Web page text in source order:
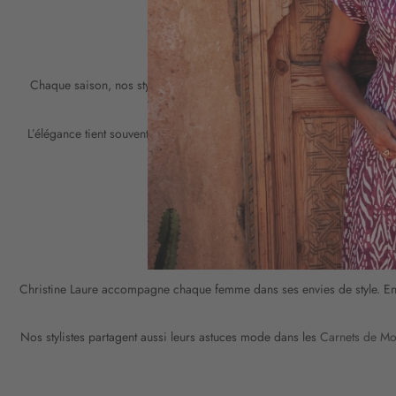
LES
Chaque saison, nos stylistes s’inspirent des tendancesdu moment :
L’élégance tient souvent à la
: quelques pièces bien
forte, comme
Pensez également à l’entretien
CHRISTINE
Christine Laure accompagne chaque femme dans ses envies de style. En
Nos stylistes partagent aussi leurs astuces mode dans les Carnets de